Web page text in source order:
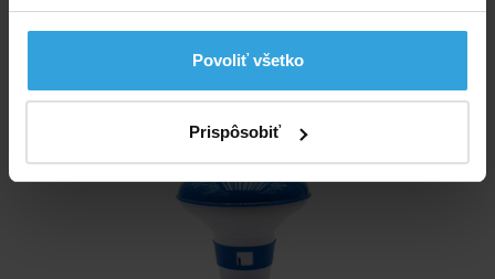
Povoliť všetko
Prispôsobiť
5,00 EUR
do košíka
Plavák na chlórové tablety - veľký